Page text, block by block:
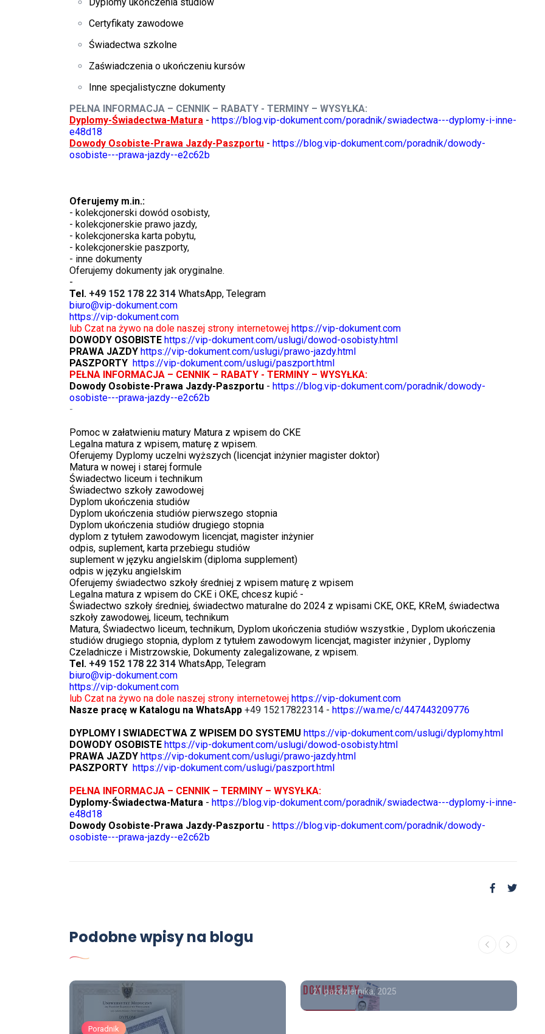
Certyfikaty zawodowe
Świadectwa szkolne
Zaświadczenia o ukończeniu kursów
Inne specjalistyczne dokumenty
PEŁNA INFORMACJA – CENNIK – RABATY - TERMINY – WYSYŁKA:
Dyplomy-Świadectwa-Matura - https://blog.vip-dokument.com/poradnik/swiadectwa---dyplomy-i-inne-
e48d18
Dowody Osobiste-Prawa Jazdy-Paszportu - https://blog.vip-dokument.com/poradnik/dowody-
osobiste---prawa-jazdy--e2c62b
Oferujemy m.in.:
- kolekcjonerski dowód osobisty,
- kolekcjonerskie prawo jazdy,
- kolekcjonerska karta pobytu,
- kolekcjonerskie paszporty,
- inne dokumenty
Oferujemy dokumenty jak oryginalne.
-
Tel. +49 152 178 22 314 WhatsApp, Telegram
biuro@vip-dokument.com
https://vip-dokument.com
lub Czat na żywo na dole naszej strony internetowej https://vip-dokument.com
DOWODY OSOBISTE https://vip-dokument.com/uslugi/dowod-osobisty.html
PRAWA JAZDY https://vip-dokument.com/uslugi/prawo-jazdy.html
PASZPORTY https://vip-dokument.com/uslugi/paszport.html
PEŁNA INFORMACJA – CENNIK – RABATY - TERMINY – WYSYŁKA:
Dowody Osobiste-Prawa Jazdy-Paszportu - https://blog.vip-dokument.com/poradnik/dowody-
osobiste---prawa-jazdy--e2c62b
-
Pomoc w załatwieniu matury Matura z wpisem do CKE
Legalna matura z wpisem, maturę z wpisem.
Oferujemy Dyplomy uczelni wyższych (licencjat inżynier magister doktor)
Matura w nowej i starej formule
Świadectwo liceum i technikum
Świadectwo szkoły zawodowej
Dyplom ukończenia studiów
Dyplom ukończenia studiów pierwszego stopnia
Dyplom ukończenia studiów drugiego stopnia
dyplom z tytułem zawodowym licencjat, magister inżynier
odpis, suplement, karta przebiegu studiów
suplement w języku angielskim (diploma supplement)
odpis w języku angielskim
Oferujemy świadectwo szkoły średniej z wpisem maturę z wpisem
Legalna matura z wpisem do CKE i OKE, chcesz kupić -
Świadectwo szkoły średniej, świadectwo maturalne do 2024 z wpisami CKE, OKE, KReM, świadectwa
szkoły zawodowej, liceum, technikum
Matura, Świadectwo liceum, technikum, Dyplom ukończenia studiów wszystkie , Dyplom ukończenia
studiów drugiego stopnia, dyplom z tytułem zawodowym licencjat, magister inżynier , Dyplomy
Czeladnicze i Mistrzowskie, Dokumenty zalegalizowane, z wpisem.
Tel. +49 152 178 22 314 WhatsApp, Telegram
biuro@vip-dokument.com
https://vip-dokument.com
lub Czat na żywo na dole naszej strony internetowej https://vip-dokument.com
Nasze pracę w Katalogu na WhatsApp +49 15217822314 - https://wa.me/c/447443209776
DYPLOMY I SWIADECTWA Z WPISEM DO SYSTEMU https://vip-dokument.com/uslugi/dyplomy.html
DOWODY OSOBISTE https://vip-dokument.com/uslugi/dowod-osobisty.html
PRAWA JAZDY https://vip-dokument.com/uslugi/prawo-jazdy.html
PASZPORTY https://vip-dokument.com/uslugi/paszport.html
PEŁNA INFORMACJA – CENNIK – TERMINY – WYSYŁKA:
Dyplomy-Świadectwa-Matura - https://blog.vip-dokument.com/poradnik/swiadectwa---dyplomy-i-inne-
e48d18
Dowody Osobiste-Prawa Jazdy-Paszportu - https://blog.vip-dokument.com/poradnik/dowody-
osobiste---prawa-jazdy--e2c62b
Podobne wpisy na blogu
Poradnik
21 października, 2025